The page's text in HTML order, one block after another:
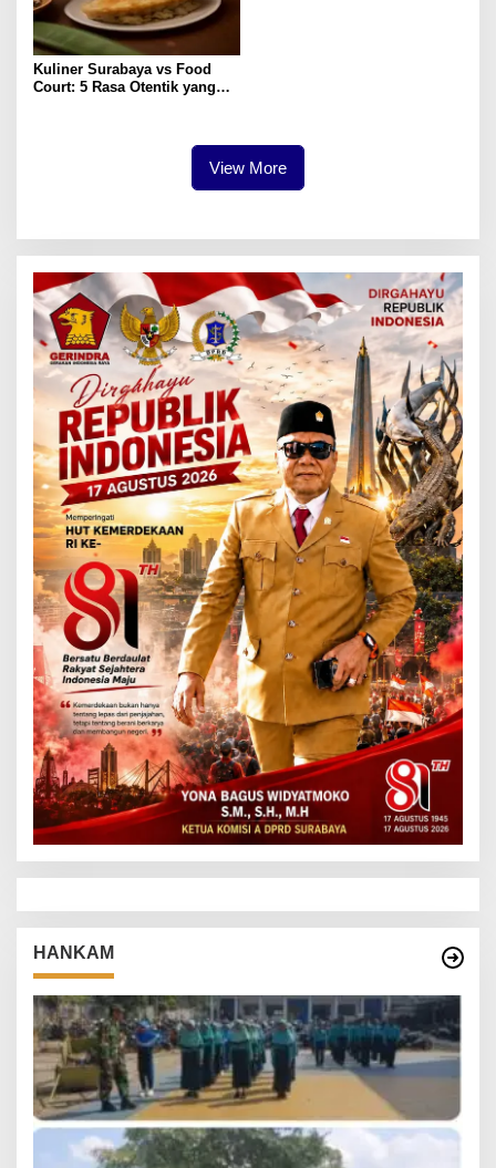
Kuliner Surabaya vs Food
Court: 5 Rasa Otentik yang
View More
HANKAM